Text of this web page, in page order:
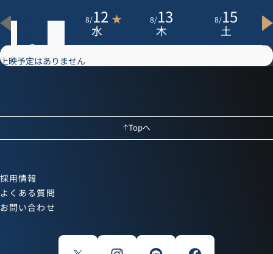
8/12 ★
水
8/13
木
8/15
土
上映予定はありません
Topへ
採用情報
よくある質問
お問い合わせ